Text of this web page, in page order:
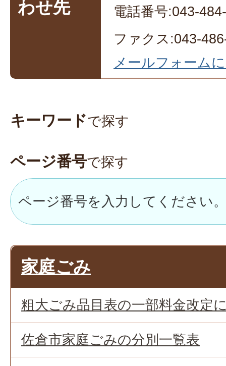
わせ先
電話番号:043-
ファクス:043-
メールフォーム
キーワードで探す
ページ番号で探す
家庭ごみ
粗大ごみ品目表の一部料金改定
佐倉市家庭ごみの分別一覧表